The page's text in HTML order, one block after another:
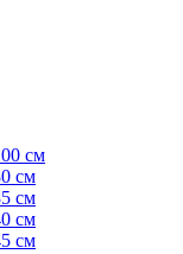
см
см
см
см
см